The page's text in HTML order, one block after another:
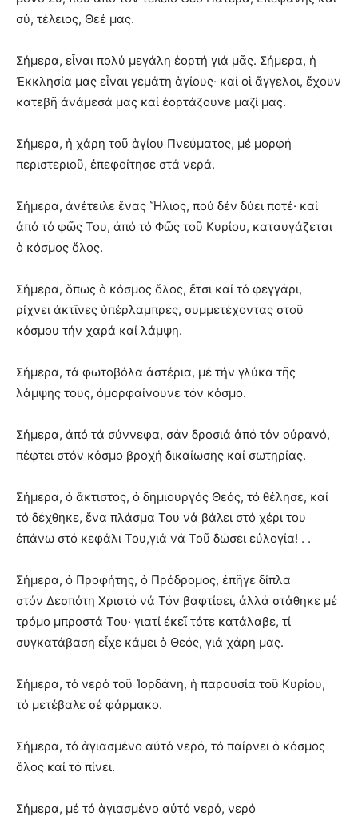
σύ, τέλειος, Θεέ μας.
Σήμερα, εἶναι πολύ μεγάλη ἑορτή γιά μᾶς. Σήμερα, ἡ
Ἐκκλησία μας εἶναι γεμάτη ἁγίους· καί οἱ ἄγγελοι, ἔχουν
κατεβῆ ἀνάμεσά μας καί ἑορτάζουνε μαζί μας.
Σήμερα, ἡ χάρη τοῦ ἁγίου Πνεύματος, μέ μορφή
περιστεριοῦ, ἐπεφοίτησε στά νερά.
Σήμερα, ἀνέτειλε ἕνας Ἥλιος, πού δέν δύει ποτέ· καί
ἀπό τό φῶς Του, ἀπό τό Φῶς τοῦ Κυρίου, καταυγάζεται
ὁ κόσμος ὅλος.
Σήμερα, ὅπως ὁ κόσμος ὅλος, ἔτσι καί τό φεγγάρι,
ρίχνει ἀκτῖνες ὑπέρλαμπρες, συμμετέχοντας στοῦ
κόσμου τήν χαρά καί λάμψη.
Σήμερα, τά φωτοβόλα ἀστέρια, μέ τήν γλύκα τῆς
λάμψης τους, ὀμορφαίνουνε τόν κόσμο.
Σήμερα, ἀπό τά σύννεφα, σάν δροσιά ἀπό τόν οὐρανό,
πέφτει στόν κόσμο βροχή δικαίωσης καί σωτηρίας.
Σήμερα, ὁ ἄκτιστος, ὁ δημιουργός Θεός, τό θέλησε, καί
τό δέχθηκε, ἕνα πλάσμα Του νά βάλει στό χέρι του
ἐπάνω στό κεφάλι Του,γιά νά Τοῦ δώσει εὐλογία! . .
Σήμερα, ὁ Προφήτης, ὁ Πρόδρομος, ἐπῆγε δίπλα
στόν Δεσπότη Χριστό νά Τόν βαφτίσει, ἀλλά στάθηκε μέ
τρόμο μπροστά Του· γιατί ἐκεῖ τότε κατάλαβε, τί
συγκατάβαση εἶχε κάμει ὁ Θεός, γιά χάρη μας.
Σήμερα, τό νερό τοῦ Ἰορδάνη, ἡ παρουσία τοῦ Κυρίου,
τό μετέβαλε σέ φάρμακο.
Σήμερα, τό ἁγιασμένο αὐτό νερό, τό παίρνει ὁ κόσμος
ὅλος καί τό πίνει.
Σήμερα, μέ τό ἁγιασμένο αὐτό νερό, νερό